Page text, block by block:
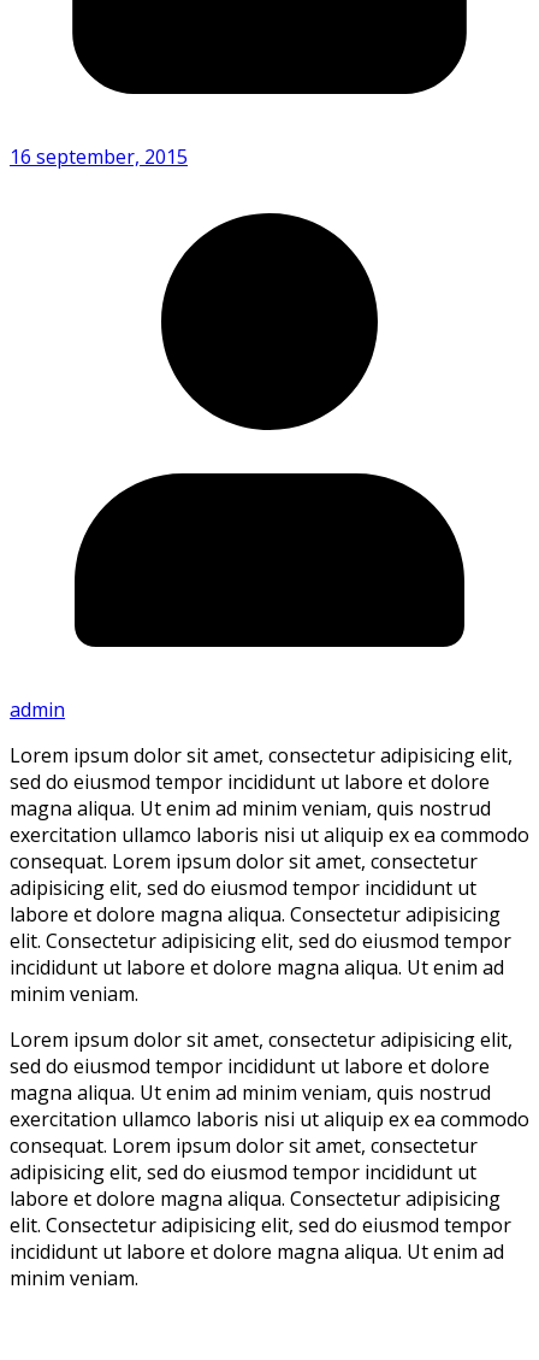
16 september, 2015
admin
Lorem ipsum dolor sit amet, consectetur adipisicing elit,
sed do eiusmod tempor incididunt ut labore et dolore
magna aliqua. Ut enim ad minim veniam, quis nostrud
exercitation ullamco laboris nisi ut aliquip ex ea commodo
consequat. Lorem ipsum dolor sit amet, consectetur
adipisicing elit, sed do eiusmod tempor incididunt ut
labore et dolore magna aliqua. Consectetur adipisicing
elit. Consectetur adipisicing elit, sed do eiusmod tempor
incididunt ut labore et dolore magna aliqua. Ut enim ad
minim veniam.
Lorem ipsum dolor sit amet, consectetur adipisicing elit,
sed do eiusmod tempor incididunt ut labore et dolore
magna aliqua. Ut enim ad minim veniam, quis nostrud
exercitation ullamco laboris nisi ut aliquip ex ea commodo
consequat. Lorem ipsum dolor sit amet, consectetur
adipisicing elit, sed do eiusmod tempor incididunt ut
labore et dolore magna aliqua. Consectetur adipisicing
elit. Consectetur adipisicing elit, sed do eiusmod tempor
incididunt ut labore et dolore magna aliqua. Ut enim ad
minim veniam.